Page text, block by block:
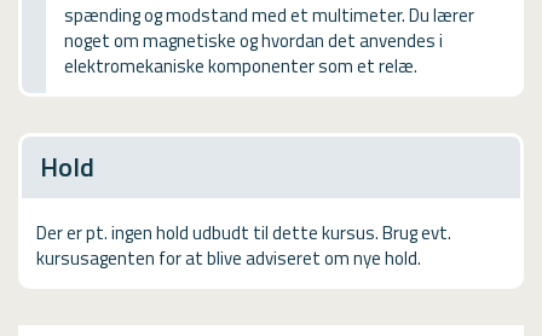
USMA
Videoguides
spænding og modstand med et multimeter. Du lærer
noget om magnetiske og hvordan det anvendes i
elektromekaniske komponenter som et relæ.
Hold
Der er pt. ingen hold udbudt til dette kursus. Brug evt.
kursusagenten for at blive adviseret om nye hold.